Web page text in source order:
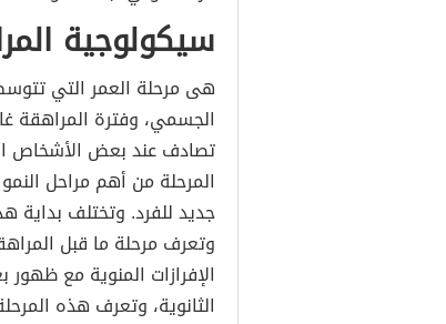
سيكولوجية
هى مرحلة العمر التي
الجسمي، وفترة المراهقة
المرحلة من أهم مراحل
جديد للفرد. وتختلف بداية
وتعرف مرحلة ما قبل
الإفرازات المنوية مع
الثانوية، وتعرف هذه